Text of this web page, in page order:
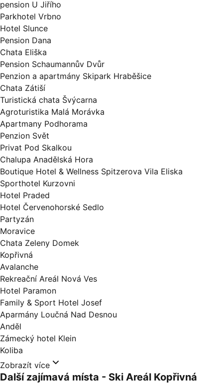
pension U Jiřího
Parkhotel Vrbno
Hotel Slunce
Pension Dana
Chata Eliška
Pension Schaumannův Dvůr
Penzion a apartmány Skipark Hraběšice
Chata Zátiší
Turistická chata Švýcarna
Agroturistika Malá Morávka
Apartmany Podhorama
Penzion Svět
Privat Pod Skalkou
Chalupa Anadělská Hora
Boutique Hotel & Wellness Spitzerova Vila Eliska
Sporthotel Kurzovni
Hotel Praded
Hotel Červenohorské Sedlo
Partyzán
Moravice
Chata Zeleny Domek
Kopřivná
Avalanche
Rekreační Areál Nová Ves
Hotel Paramon
Family & Sport Hotel Josef
Aparmány Loučná Nad Desnou
Anděl
Zámecký hotel Klein
Koliba
Zobrazít více
Další zajímavá místa - Ski Areál Kopřivná